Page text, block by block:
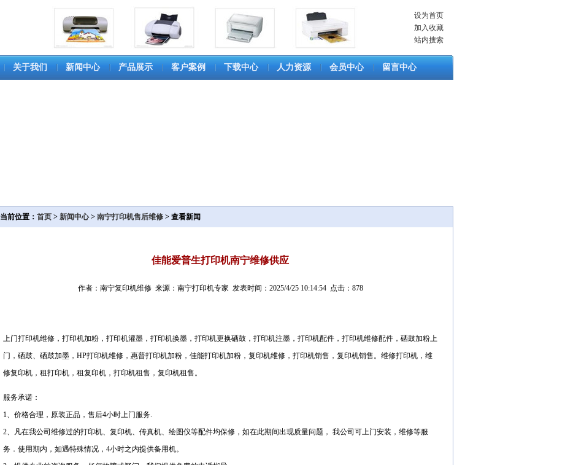
设为首页
加入收藏
站内搜索
关于我们 新闻中心 产品展示 客户案例 下载中心 人力资源 会员中心 留言中心
当前位置： 首页 > 新闻中心> 南宁打印机售后维修 > 查看新闻
佳能爱普生打印机南宁维修供应
作者：南宁复印机维修 来源：南宁打印机专家 发表时间：2025/4/25 10:14:54 点击：878
上门打印机维修，打印机加粉，打印机灌墨，打印机换墨，打印机更换硒鼓，打印机注墨，打印机配件，打印机维修配件，硒鼓加粉上
门，硒鼓、硒鼓加墨，HP打印机维修，惠普打印机加粉，佳能打印机加粉，复印机维修，打印机销售，复印机销售。维修打印机，维
修复印机，租打印机，租复印机，打印机租售，复印机租售。
服务承诺：
1、价格合理，原装正品，售后4小时上门服务.
2、凡在我公司维修过的打印机、复印机、传真机、绘图仪等配件均保修，如在此期间出现质量问题， 我公司可上门安装，维修等服
务．使用期内，如遇特殊情况，4小时之内提供备用机。